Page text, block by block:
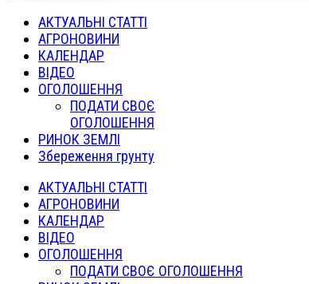
АКТУАЛЬНІ СТАТТІ
АГРОНОВИНИ
КАЛЕНДАР
ВІДЕО
ОГОЛОШЕННЯ
ПОДАТИ СВОЄ
ОГОЛОШЕННЯ
РИНОК ЗЕМЛІ
Збереження грунту
АКТУАЛЬНІ СТАТТІ
АГРОНОВИНИ
КАЛЕНДАР
ВІДЕО
ОГОЛОШЕННЯ
ПОДАТИ СВОЄ ОГОЛОШЕННЯ